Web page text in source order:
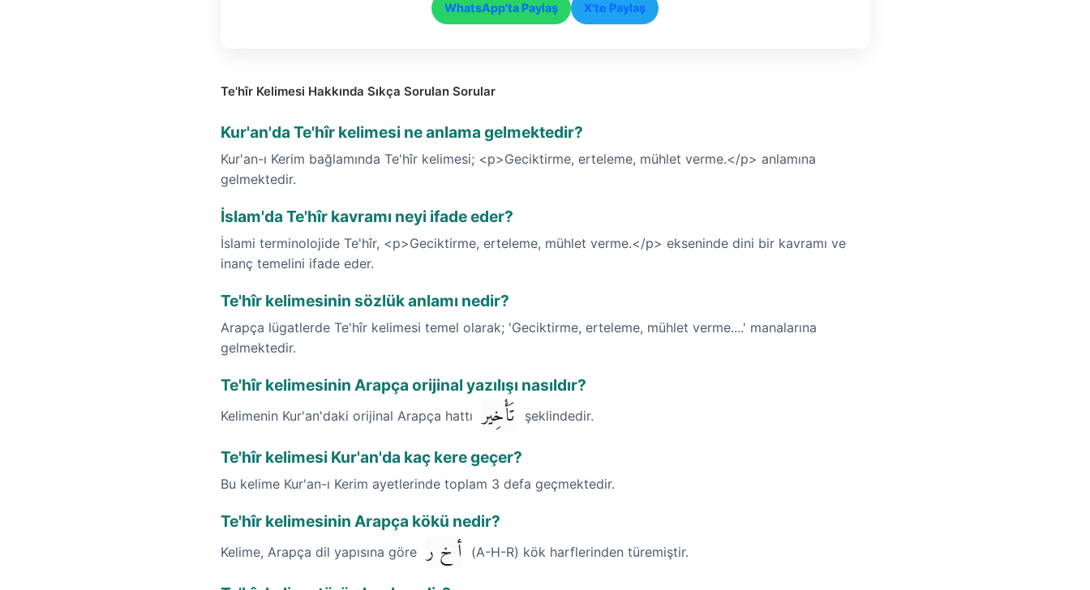
WhatsApp'ta Paylaş X'te Paylaş
Te'hîr Kelimesi Hakkında Sıkça Sorulan Sorular
Kur'an'da Te'hîr kelimesi ne anlama gelmektedir?
Kur'an-ı Kerim bağlamında Te'hîr kelimesi; <p>Geciktirme, erteleme, mühlet verme.</p> anlamına
gelmektedir.
İslam'da Te'hîr kavramı neyi ifade eder?
İslami terminolojide Te'hîr, <p>Geciktirme, erteleme, mühlet verme.</p> ekseninde dini bir kavramı ve
inanç temelini ifade eder.
Te'hîr kelimesinin sözlük anlamı nedir?
Arapça lügatlerde Te'hîr kelimesi temel olarak; 'Geciktirme, erteleme, mühlet verme....' manalarına
gelmektedir.
Te'hîr kelimesinin Arapça orijinal yazılışı nasıldır?
Kelimenin Kur'an'daki orijinal Arapça hattı تَأْخِير şeklindedir.
Te'hîr kelimesi Kur'an'da kaç kere geçer?
Bu kelime Kur'an-ı Kerim ayetlerinde toplam 3 defa geçmektedir.
Te'hîr kelimesinin Arapça kökü nedir?
Kelime, Arapça dil yapısına göre أ خ ر (A-H-R) kök harflerinden türemiştir.